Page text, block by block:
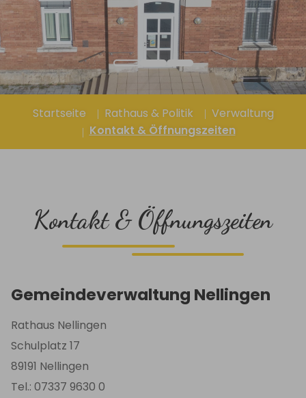
Startseite Rathaus & Politik
Verwaltung
Kontakt & Öffnungszeiten
Kontakt & Öffnungszeiten
Gemeindeverwaltung Nellingen
Rathaus Nellingen
Schulplatz 17
89191 Nellingen
Tel.: 07337 9630 0